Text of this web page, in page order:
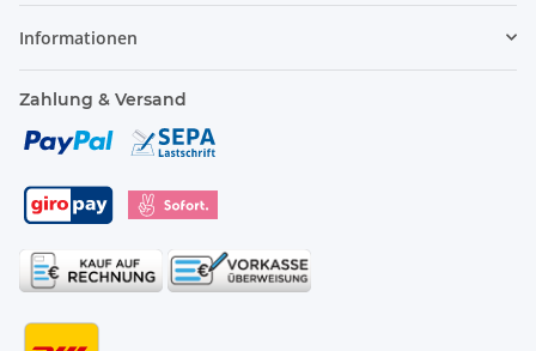
Informationen
Zahlung & Versand